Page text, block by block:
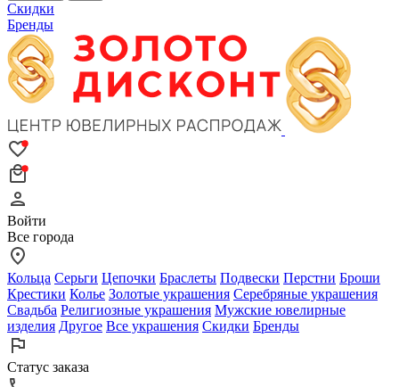
Скидки
Бренды
Войти
Все города
Кольца Серьги Цепочки Браслеты Подвески Перстни Броши
Крестики Колье Золотые украшения Серебряные украшения
Свадьба Религиозные украшения Мужские ювелирные
изделия Другое Все украшения Скидки Бренды
Статус заказа